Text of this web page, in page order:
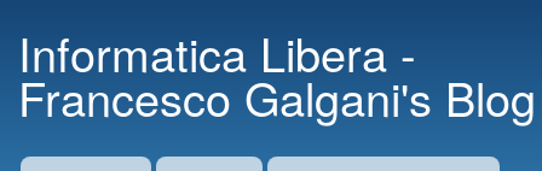
main
content
Informatica Libera -
Francesco Galgani's Blog